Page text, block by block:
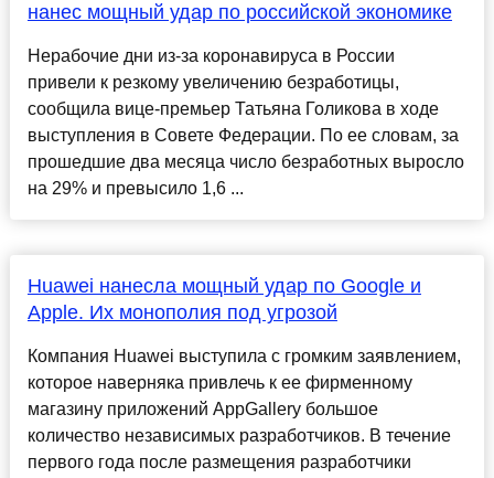
нанес мощный удар по российской экономике
Нерабочие дни из-за коронавируса в России
привели к резкому увеличению безработицы,
сообщила вице-премьер Татьяна Голикова в ходе
выступления в Совете Федерации. По ее словам, за
прошедшие два месяца число безработных выросло
на 29% и превысило 1,6 ...
Huawei нанесла мощный удар по Google и
Apple. Их монополия под угрозой
Компания Huawei выступила с громким заявлением,
которое наверняка привлечь к ее фирменному
магазину приложений AppGallery большое
количество независимых разработчиков. В течение
первого года после размещения разработчики